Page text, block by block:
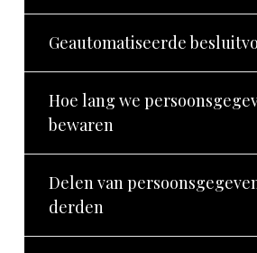
Geautomatiseerde
Hoe lang we
bewaren
Delen van
derden